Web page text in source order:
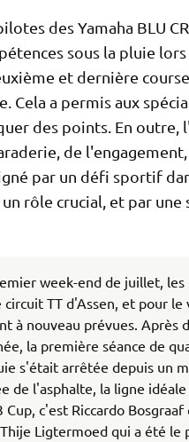
des Yamaha BLU
sous la pluie
et dernière
Cela a permis aux
des points. En outre,
de
par un défi sportif
rôle crucial, et par une
week-end de juillet,
circuit TT d'Assen, et pour
à nouveau prévues. Après
la première séance de
s'était arrêtée depuis un
de l'asphalte, la ligne
Cup, c'est Riccardo
Ligtermoed qui a été le